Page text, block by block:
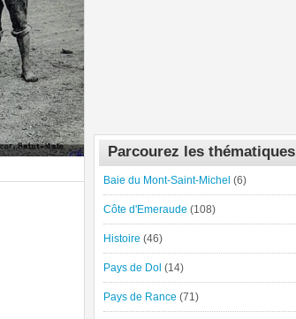
Parcourez les thématiques
Baie du Mont-Saint-Michel (6)
Côte d'Emeraude (108)
Histoire (46)
Pays de Dol (14)
Pays de Rance (71)